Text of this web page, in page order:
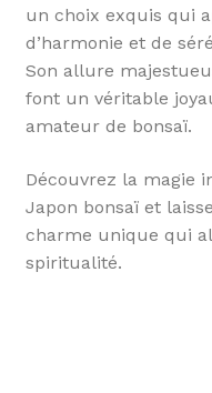
un choix exquis qui
d’harmonie et de
Son allure
font un véritable
amateur de bonsaï.
Découvrez la magie
Japon bonsaï et
charme unique qui
spiritualité.